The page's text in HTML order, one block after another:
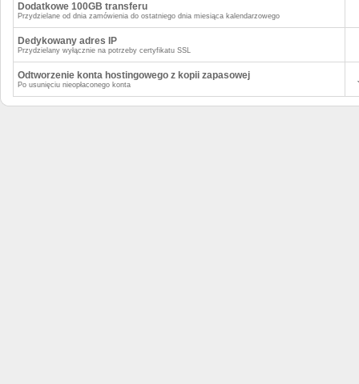
Dodatkowe 100GB transferu
Przydzielane od dnia zamówienia do ostatniego dnia miesiąca kalendarzowego
Dedykowany adres IP
Przydzielany wyłącznie na potrzeby certyfikatu SSL
Odtworzenie konta hostingowego z kopii zapasowej
Po usunięciu nieopłaconego konta